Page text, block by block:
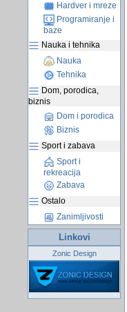
Hardver i mreze
Programiranje i
baze
Nauka i tehnika
Nauka
Tehnika
Dom, porodica,
biznis
Dom i porodica
Biznis
Sport i zabava
Sport i
rekreacija
Zabava
Ostalo
Zanimljivosti
Linkovi
Zonic Design